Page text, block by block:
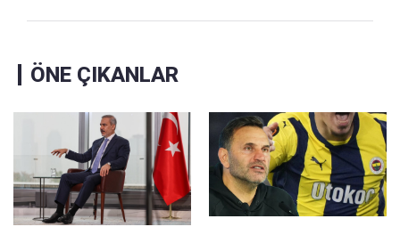
ÖNE ÇIKANLAR